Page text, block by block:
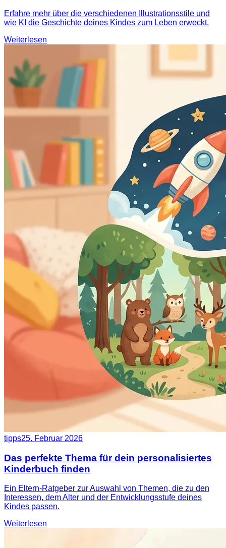
Erfahre mehr über die verschiedenen Illustrationsstile und
wie KI die Geschichte deines Kindes zum Leben erweckt.
Weiterlesen
tipps25. Februar 2026
Das perfekte Thema für dein personalisiertes
Kinderbuch finden
Ein Eltern-Ratgeber zur Auswahl von Themen, die zu den
Interessen, dem Alter und der Entwicklungsstufe deines
Kindes passen.
Weiterlesen